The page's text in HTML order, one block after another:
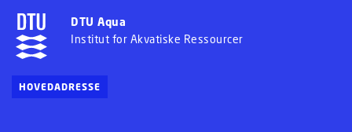
DTU Aqua
Institut for Akvatiske Ressourcer
HOVEDADRESSE